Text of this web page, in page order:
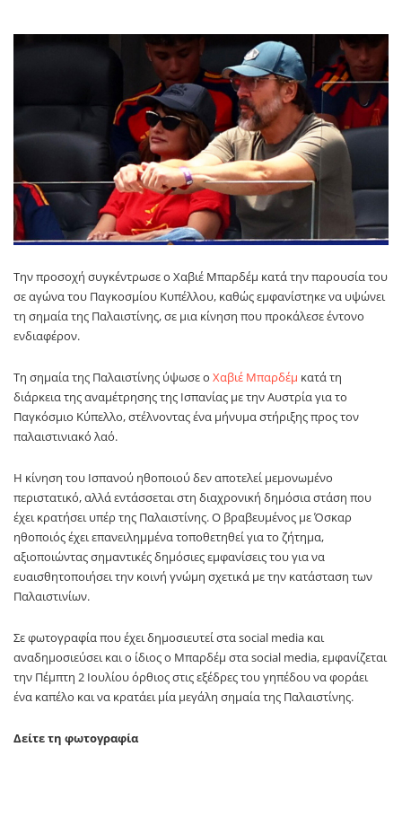
Την προσοχή συγκέντρωσε ο Χαβιέ Μπαρδέμ κατά την παρουσία του
σε αγώνα του Παγκοσμίου Κυπέλλου, καθώς εμφανίστηκε να υψώνει
τη σημαία της Παλαιστίνης, σε μια κίνηση που προκάλεσε έντονο
ενδιαφέρον.
Τη σημαία της Παλαιστίνης ύψωσε ο Χαβιέ Μπαρδέμ κατά τη
διάρκεια της αναμέτρησης της Ισπανίας με την Αυστρία για το
Παγκόσμιο Κύπελλο, στέλνοντας ένα μήνυμα στήριξης προς τον
παλαιστινιακό λαό.
Η κίνηση του Ισπανού ηθοποιού δεν αποτελεί μεμονωμένο
περιστατικό, αλλά εντάσσεται στη διαχρονική δημόσια στάση που
έχει κρατήσει υπέρ της Παλαιστίνης. Ο βραβευμένος με Όσκαρ
ηθοποιός έχει επανειλημμένα τοποθετηθεί για το ζήτημα,
αξιοποιώντας σημαντικές δημόσιες εμφανίσεις του για να
ευαισθητοποιήσει την κοινή γνώμη σχετικά με την κατάσταση των
Παλαιστινίων.
Σε φωτογραφία που έχει δημοσιευτεί στα social media και
αναδημοσιεύσει και ο ίδιος ο Μπαρδέμ στα social media, εμφανίζεται
την Πέμπτη 2 Ιουλίου όρθιος στις εξέδρες του γηπέδου να φοράει
ένα καπέλο και να κρατάει μία μεγάλη σημαία της Παλαιστίνης.
Δείτε τη φωτογραφία